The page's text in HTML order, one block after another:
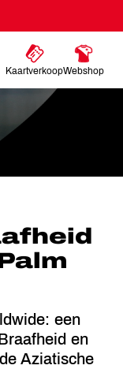
KaartverkoopWebshop
BIJ PALM BEACH
een
en
Aziatische